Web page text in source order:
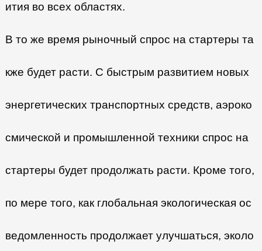
ития во всех областях.
В то же время рыночный спрос на стартеры та
кже будет расти. С быстрым развитием новых
энергетических транспортных средств, аэроко
смической и промышленной техники спрос на
стартеры будет продолжать расти. Кроме того,
по мере того, как глобальная экологическая ос
ведомленность продолжает улучшаться, эколо